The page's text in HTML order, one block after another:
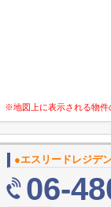
※地図上に表示される物件
●エスリードレジデ
06-